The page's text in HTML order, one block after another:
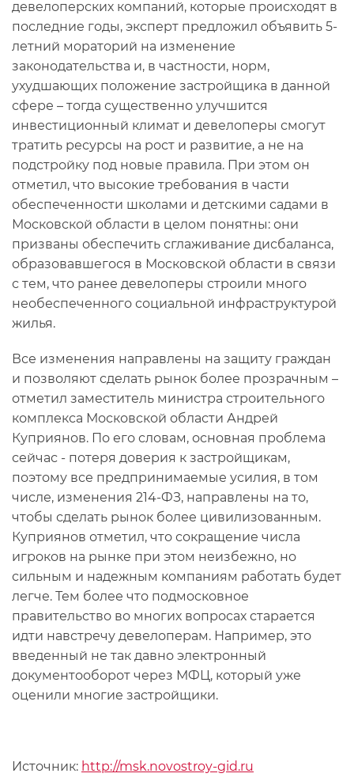
девелоперских компаний, которые происходят в
последние годы, эксперт предложил объявить 5-
летний мораторий на изменение
законодательства и, в частности, норм,
ухудшающих положение застройщика в данной
сфере – тогда существенно улучшится
инвестиционный климат и девелоперы смогут
тратить ресурсы на рост и развитие, а не на
подстройку под новые правила. При этом он
отметил, что высокие требования в части
обеспеченности школами и детскими садами в
Московской области в целом понятны: они
призваны обеспечить сглаживание дисбаланса,
образовавшегося в Московской области в связи
с тем, что ранее девелоперы строили много
необеспеченного социальной инфраструктурой
жилья.
Все изменения направлены на защиту граждан
и позволяют сделать рынок более прозрачным –
отметил заместитель министра строительного
комплекса Московской области Андрей
Куприянов. По его словам, основная проблема
сейчас - потеря доверия к застройщикам,
поэтому все предпринимаемые усилия, в том
числе, изменения 214-ФЗ, направлены на то,
чтобы сделать рынок более цивилизованным.
Куприянов отметил, что сокращение числа
игроков на рынке при этом неизбежно, но
сильным и надежным компаниям работать будет
легче. Тем более что подмосковное
правительство во многих вопросах старается
идти навстречу девелоперам. Например, это
введенный не так давно электронный
документооборот через МФЦ, который уже
оценили многие застройщики.
Источник: http://msk.novostroy-gid.ru